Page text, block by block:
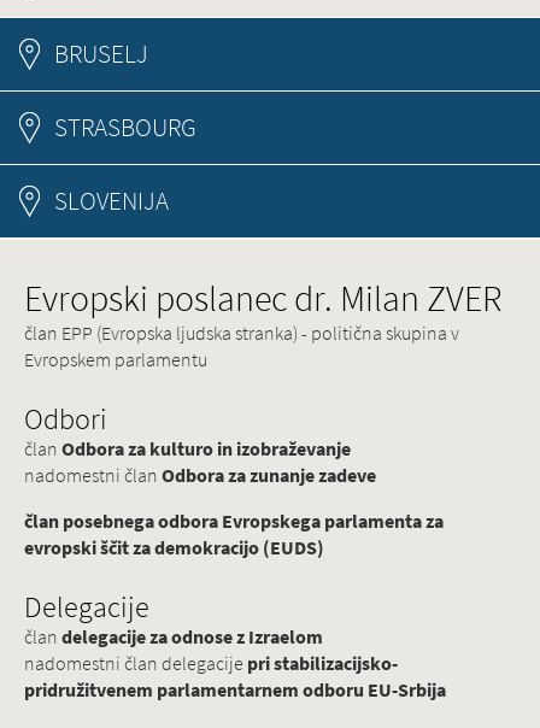
BRUSELJ
STRASBOURG
SLOVENIJA
Evropski poslanec dr. Milan ZVER
član EPP (Evropska ljudska stranka) - politična skupina v
Evropskem parlamentu
Odbori
članOdbora za kulturo in izobraževanje
nadomestni članOdbora za zunanje zadeve
član posebnega odbora Evropskega parlamenta za
evropski ščit za demokracijo (EUDS)
Delegacije
člandelegacije za odnose z Izraelom
nadomestni član delegacije pri stabilizacijsko-
pridružitvenem parlamentarnem odboru EU-Srbija